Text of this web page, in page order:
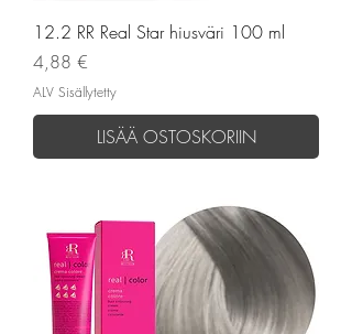
12.2 RR Real Star hiusväri 100 ml
Hinta
4,88 €
ALV Sisällytetty
LISÄÄ OSTOSKORIIN